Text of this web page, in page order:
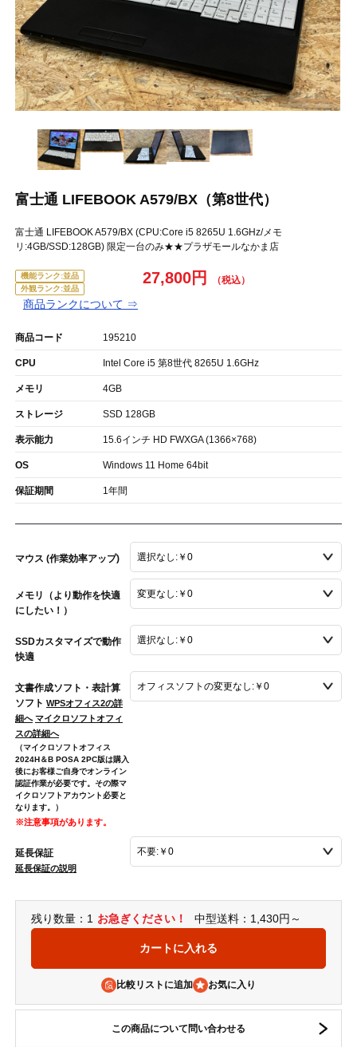
富士通 LIFEBOOK A579/BX（第8世代）
富士通 LIFEBOOK A579/BX (CPU:Core i5 8265U 1.6GHz/メモ
リ:4GB/SSD:128GB) 限定一台のみ★★プラザモールなかま店
機能ランク:並品
外観ランク:並品
商品ランクについて ⇒
27,800円
商品コード 195210
CPU Intel Core i5 第8世代 8265U 1.6GHz
メモリ 4GB
ストレージ SSD 128GB
表示能力 15.6インチ HD FWXGA (1366×768)
OS Windows 11 Home 64bit
保証期間 1年間
マウス (作業効率アップ)
メモリ（より動作を快適
にしたい！）
SSDカスタマイズで動作
快適
文書作成ソフト・表計算
ソフト WPSオフィス2の詳
細へ マイクロソフトオフィ
スの詳細へ
（マイクロソフトオフィス
2024H＆B POSA 2PC版は購入
後にお客様ご自身でオンライン
認証作業が必要です。その際マ
イクロソフトアカウント必要と
なります。）
※注意事項があります。
延長保証
延長保証の説明
残り数量：1 お急ぎください！ 中型送料：1,430円～
比較リストに追加
この商品について問い合わせる